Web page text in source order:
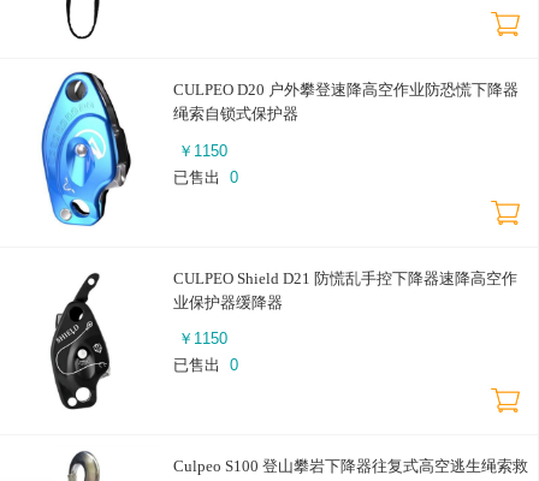
CULPEO D20 户外攀登速降高空作业防恐慌下降器
绳索自锁式保护器
￥ 1150
已售出
0
CULPEO Shield D21 防慌乱手控下降器速降高空作
业保护器缓降器
￥ 1150
已售出
0
Culpeo S100 登山攀岩下降器往复式高空逃生绳索救